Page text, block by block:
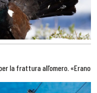
la frattura all’omero. «Erano